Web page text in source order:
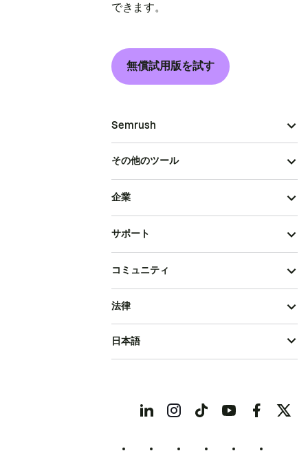
できます。
無償試用版を試す
Semrush
その他のツール
企業
サポート
コミュニティ
法律
日本語